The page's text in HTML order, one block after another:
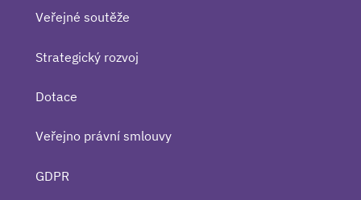
Veřejné soutěže
Strategický rozvoj
Dotace
Veřejno právní smlouvy
GDPR